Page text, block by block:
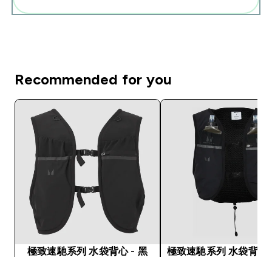
Recommended for you
極致速馳系列 水袋背心 - 黑
極致速馳系列 水袋背心